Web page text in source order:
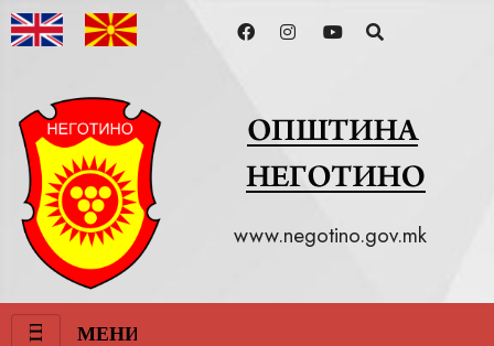
www.negotino.gov.mk
МЕНИ
III